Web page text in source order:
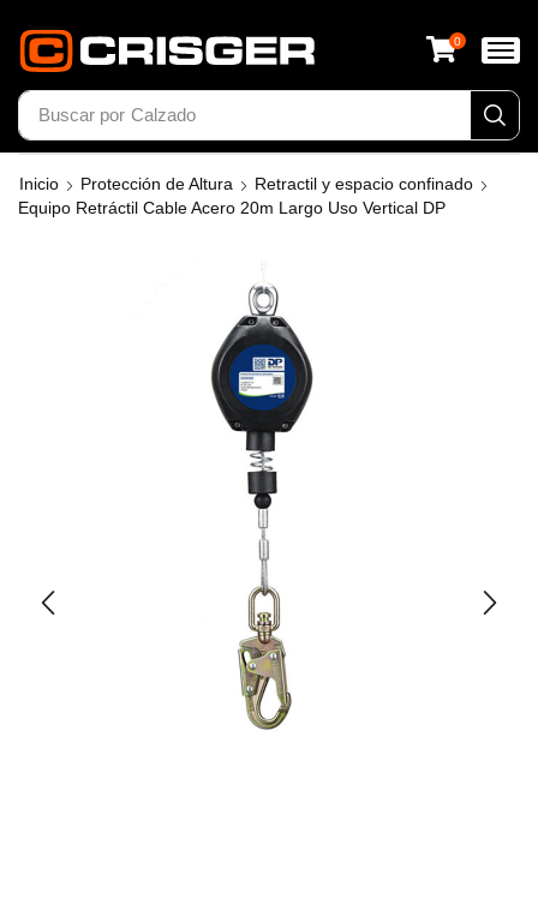
Buscar por Calzado
0
Inicio Protección de Altura
Retractil y espacio confinado
Equipo Retráctil Cable Acero 20m Largo Uso Vertical DP